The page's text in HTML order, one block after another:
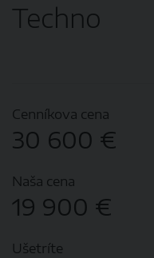
Techno
Cenníkova cena
30 600 €
Naša cena
19 900 €
Ušetríte